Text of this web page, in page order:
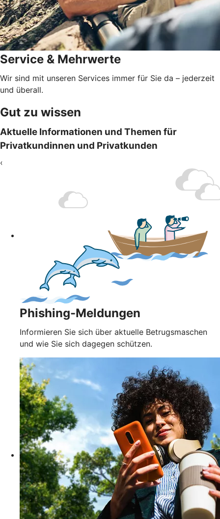
Service & Mehrwerte
Wir sind mit unseren Services immer für Sie da – jederzeit
und überall.
Gut zu wissen
Aktuelle Informationen und Themen für
Privatkundinnen und Privatkunden
‹
Phishing-Meldungen
Informieren Sie sich über aktuelle Betrugsmaschen
und wie Sie sich dagegen schützen.